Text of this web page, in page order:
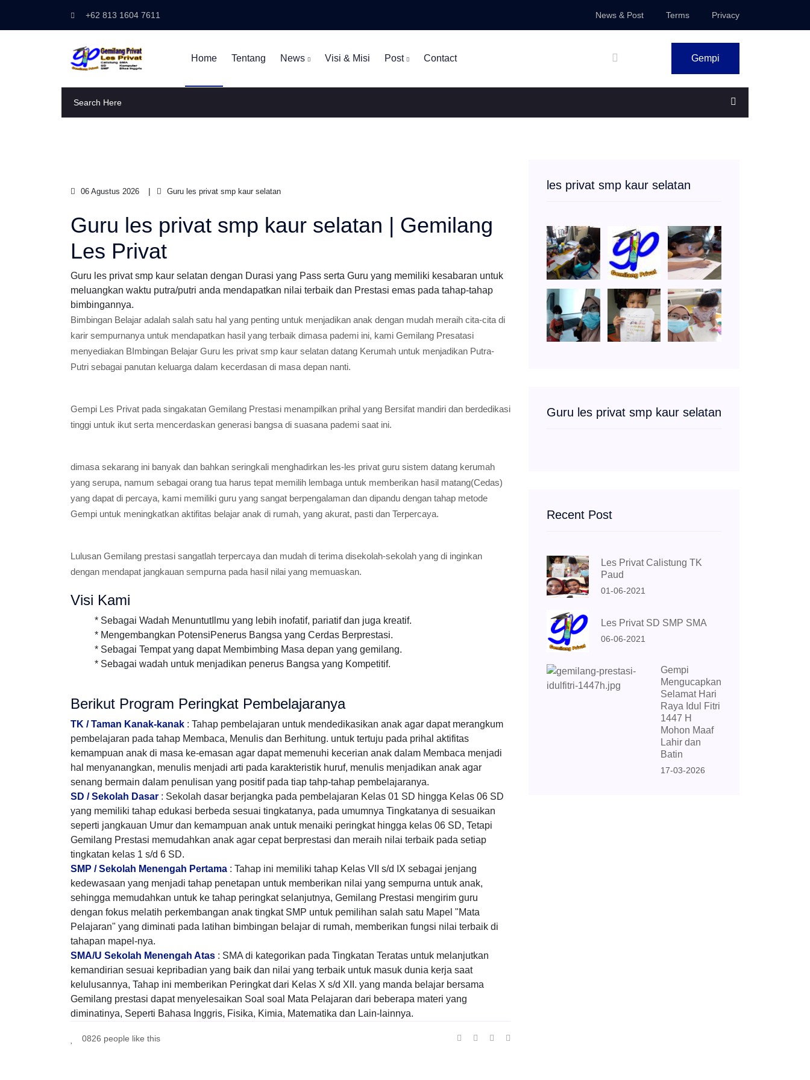
+62 813 1604 7611 News & Post Terms Privacy
Home Tentang News Visi & Misi Post Contact Gempi
06 Agustus 2026 Guru les privat smp kaur selatan
Guru les privat smp kaur selatan | Gemilang
Les Privat
Guru les privat smp kaur selatan dengan Durasi yang Pass serta Guru yang memiliki kesabaran untuk
meluangkan waktu putra/putri anda mendapatkan nilai terbaik dan Prestasi emas pada tahap-tahap
bimbingannya.
Bimbingan Belajar adalah salah satu hal yang penting untuk menjadikan anak dengan mudah meraih cita-cita di
karir sempurnanya untuk mendapatkan hasil yang terbaik dimasa pademi ini, kami Gemilang Presatasi
menyediakan BImbingan Belajar Guru les privat smp kaur selatan datang Kerumah untuk menjadikan Putra-
Putri sebagai panutan keluarga dalam kecerdasan di masa depan nanti.
Gempi Les Privat pada singakatan Gemilang Prestasi menampilkan prihal yang Bersifat mandiri dan berdedikasi
tinggi untuk ikut serta mencerdaskan generasi bangsa di suasana pademi saat ini.
dimasa sekarang ini banyak dan bahkan seringkali menghadirkan les-les privat guru sistem datang kerumah
yang serupa, namum sebagai orang tua harus tepat memilih lembaga untuk memberikan hasil matang(Cedas)
yang dapat di percaya, kami memiliki guru yang sangat berpengalaman dan dipandu dengan tahap metode
Gempi untuk meningkatkan aktifitas belajar anak di rumah, yang akurat, pasti dan Terpercaya.
Lulusan Gemilang prestasi sangatlah terpercaya dan mudah di terima disekolah-sekolah yang di inginkan
dengan mendapat jangkauan sempurna pada hasil nilai yang memuaskan.
Visi Kami
* Sebagai Wadah MenuntutIlmu yang lebih inofatif, pariatif dan juga kreatif.
* Mengembangkan PotensiPenerus Bangsa yang Cerdas Berprestasi.
* Sebagai Tempat yang dapat Membimbing Masa depan yang gemilang.
* Sebagai wadah untuk menjadikan penerus Bangsa yang Kompetitif.
Berikut Program Peringkat Pembelajaranya
TK / Taman Kanak-kanak : Tahap pembelajaran untuk mendedikasikan anak agar dapat merangkum
pembelajaran pada tahap Membaca, Menulis dan Berhitung. untuk tertuju pada prihal aktifitas
kemampuan anak di masa ke-emasan agar dapat memenuhi kecerian anak dalam Membaca menjadi
hal menyanangkan, menulis menjadi arti pada karakteristik huruf, menulis menjadikan anak agar
senang bermain dalam penulisan yang positif pada tiap tahp-tahap pembelajaranya.
SD / Sekolah Dasar : Sekolah dasar berjangka pada pembelajaran Kelas 01 SD hingga Kelas 06 SD
yang memiliki tahap edukasi berbeda sesuai tingkatanya, pada umumnya Tingkatanya di sesuaikan
seperti jangkauan Umur dan kemampuan anak untuk menaiki peringkat hingga kelas 06 SD, Tetapi
Gemilang Prestasi memudahkan anak agar cepat berprestasi dan meraih nilai terbaik pada setiap
tingkatan kelas 1 s/d 6 SD.
SMP / Sekolah Menengah Pertama : Tahap ini memiliki tahap Kelas VII s/d IX sebagai jenjang
kedewasaan yang menjadi tahap penetapan untuk memberikan nilai yang sempurna untuk anak,
sehingga memudahkan untuk ke tahap peringkat selanjutnya, Gemilang Prestasi mengirim guru
dengan fokus melatih perkembangan anak tingkat SMP untuk pemilihan salah satu Mapel "Mata
Pelajaran" yang diminati pada latihan bimbingan belajar di rumah, memberikan fungsi nilai terbaik di
tahapan mapel-nya.
SMA/U Sekolah Menengah Atas : SMA di kategorikan pada Tingkatan Teratas untuk melanjutkan
kemandirian sesuai kepribadian yang baik dan nilai yang terbaik untuk masuk dunia kerja saat
kelulusannya, Tahap ini memberikan Peringkat dari Kelas X s/d XII. yang manda belajar bersama
Gemilang prestasi dapat menyelesaikan Soal soal Mata Pelajaran dari beberapa materi yang
diminatinya, Seperti Bahasa Inggris, Fisika, Kimia, Matematika dan Lain-lainnya.
0826 people like this
les privat smp kaur selatan
Guru les privat smp kaur selatan
Recent Post
Les Privat Calistung TK
Paud
01-06-2021
Les Privat SD SMP SMA
06-06-2021
Gempi
Mengucapkan
Selamat Hari
Raya Idul Fitri
1447 H
Mohon Maaf
Lahir dan
Batin
17-03-2026